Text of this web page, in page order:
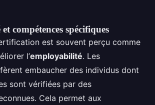
compétences spécifiques
est souvent perçu comme
l’employabilité. Les
embaucher des individus dont
sont vérifiées par des
Cela permet aux